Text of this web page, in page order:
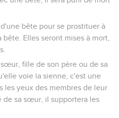
bête pour se prostituer à
Elles seront mises à mort,
fille de son père ou de sa
voie la sienne, c'est une
les yeux des membres de leur
de sa sœur, il supportera les